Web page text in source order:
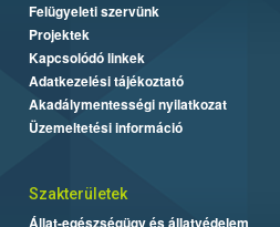
Felügyeleti szervünk
Projektek
Kapcsolódó linkek
Adatkezelési tájékoztató
Akadálymentességi nyilatkozat
Üzemeltetési információ
Szakterületek
Állat-egészségügy és állatvédelem